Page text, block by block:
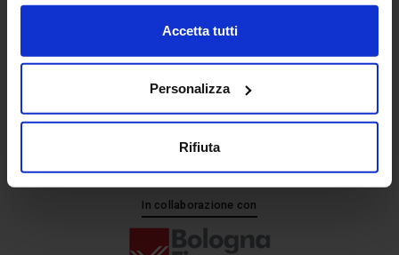
Accetta tutti
Personalizza
Rifiuta
In collaborazione con